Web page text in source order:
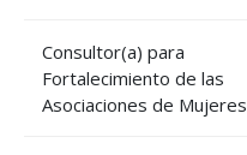
Consultor(a) para
Fortalecimiento de las
Asociaciones de Mujeres